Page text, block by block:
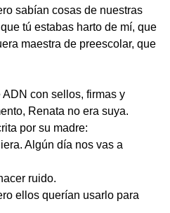
sabían cosas de nuestras
tú estabas harto de mí, que
maestra de preescolar, que
con sellos, firmas y
Renata no era suya.
por su madre:
Algún día nos vas a
ruido.
ellos querían usarlo para